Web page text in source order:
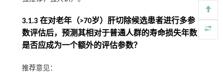
3.1.3 在对老年（>70岁）肝切除候选患者进行多参
数评估后，预测其相对于普通人群的寿命损失年数
是否应成为一个额外的评估参数？
推荐意见：